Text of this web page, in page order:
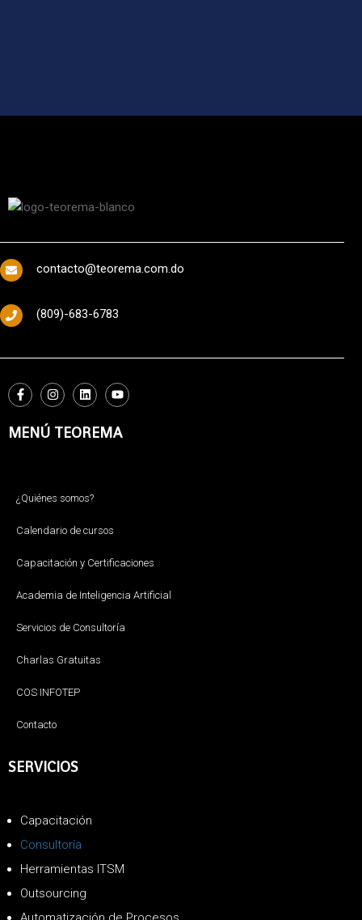
contacto@teorema.com.do
(809)-683-6783
MENÚ TEOREMA
¿Quiénes somos?
Calendario de cursos
Capacitación y Certificaciones
Academia de Inteligencia Artificial
Servicios de Consultoría
Charlas Gratuitas
COS INFOTEP
Contacto
SERVICIOS
Capacitación
Consultoría
Herramientas ITSM
Outsourcing